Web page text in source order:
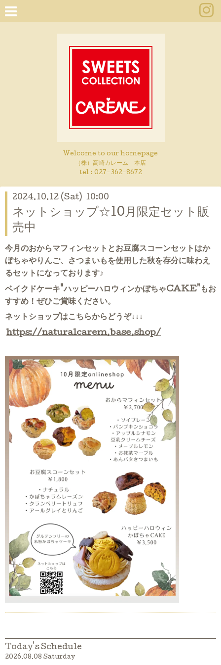
Welcome to our homepage
（株）高崎カレーム 本店
tel : 027-362-8672
2024.10.12 (Sat) 10:00
ネットショップ☆10月限定セット販
売中
今月のおからマフィンセットとお豆腐スコーンセットはか
ぼちゃやりんご、さつまいもを使用した秋を存分に味わえ
るセットになっております♪
ベイクドケーキ"ハッピーハロウィンかぼちゃCAKE"もお
すすめ！ぜひご賞味ください。
ネットショップはこちらからどうぞ↓↓↓
https://naturalcarem.base.shop/
Today's Schedule
2026.08.08 Saturday